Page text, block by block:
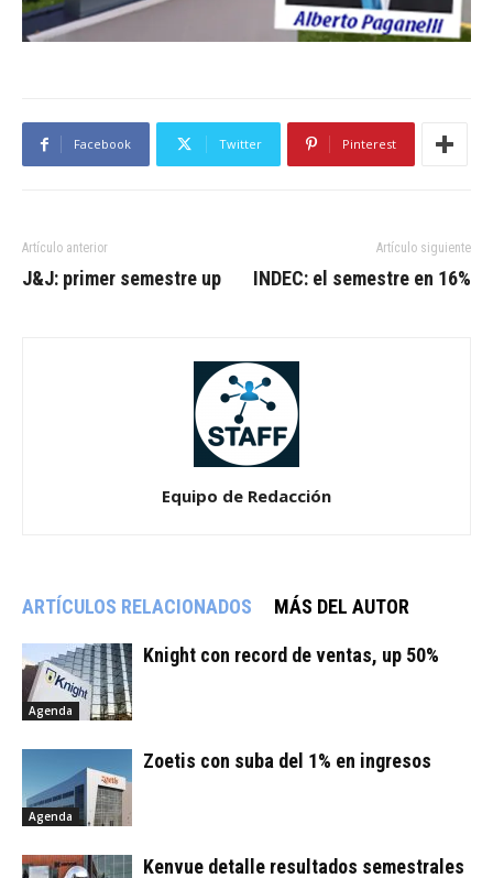
Facebook Twitter Pinterest
Artículo anterior
J&J: primer semestre up
Artículo siguiente
INDEC: el semestre en 16%
Equipo de Redacción
ARTÍCULOS RELACIONADOS MÁS DEL AUTOR
Agenda
Knight con record de ventas, up 50%
Agenda
Zoetis con suba del 1% en ingresos
Kenvue detalle resultados semestrales